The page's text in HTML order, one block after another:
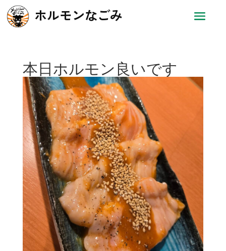
ホルモンなごみ
本日ホルモン良いです